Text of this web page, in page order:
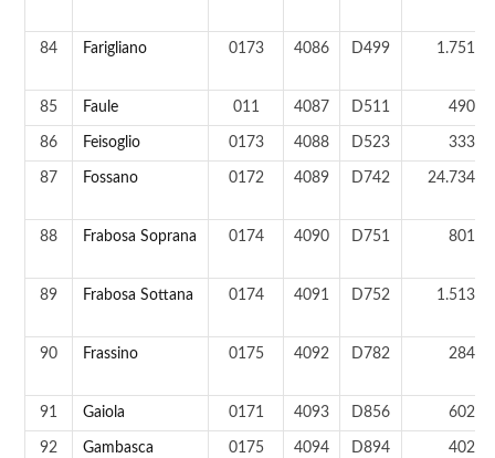
84 Farigliano 0173 4086 D499 1.751 ab
85 Faule 011 4087 D511 490 ab
86 Feisoglio 0173 4088 D523 333 ab
87 Fossano 0172 4089 D742 24.734 ab
88 Frabosa Soprana 0174 4090 D751 801 ab
89 Frabosa Sottana 0174 4091 D752 1.513 ab
90 Frassino 0175 4092 D782 284 ab
91 Gaiola 0171 4093 D856 602 ab
92 Gambasca 0175 4094 D894 402 ab